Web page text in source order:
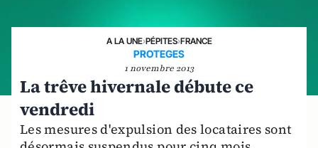
A LA UNE›PÉPITES›FRANCE
PROTEGES
1 novembre 2013
La trêve hivernale débute ce
vendredi
Les mesures d'expulsion des locataires sont